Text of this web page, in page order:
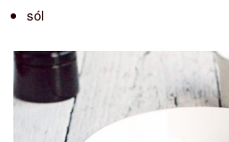
sól